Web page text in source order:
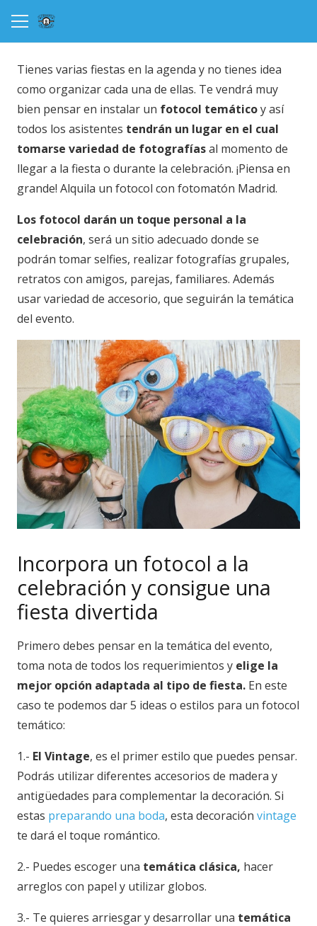
Tienes varias fiestas en la agenda y no tienes idea
como organizar cada una de ellas. Te vendrá muy
bien pensar en instalar un fotocol temáticoy así
todos los asistentes tendrán un lugar en el cual
tomarse variedad de fotografíasal momento de
llegar a la fiesta o durante la celebración. ¡Piensa en
grande! Alquila un fotocol con fotomatón Madrid.
Los fotocol darán un toque personal a la
celebración, será un sitio adecuado donde se
podrán tomar selfies, realizar fotografías grupales,
retratos con amigos, parejas, familiares. Además
usar variedad de accesorio, que seguirán la temática
del evento.
Incorpora un fotocol a la
celebración y consigue una
fiesta divertida
Primero debes pensar en la temática del evento,
toma nota de todos los requerimientos y elige la
mejor opción adaptada al tipo de fiesta. En este
caso te podemos dar 5 ideas o estilos para un fotocol
temático:
1.- El Vintage, es el primer estilo que puedes pensar.
Podrás utilizar diferentes accesorios de madera y
antigüedades para complementar la decoración. Si
estas preparando una boda, esta decoración vintage
te dará el toque romántico.
2.- Puedes escoger una temática clásica, hacer
arreglos con papel y utilizar globos.
3.- Te quieres arriesgar y desarrollar una temática